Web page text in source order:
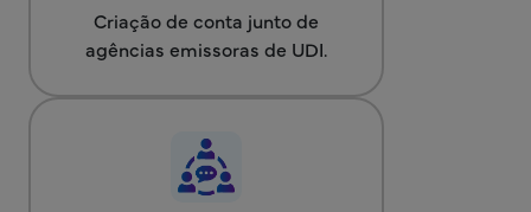
Criação de conta junto de
agências emissoras de UDI.